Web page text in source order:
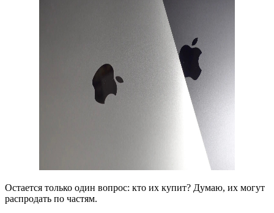
Остается только один вопрос: кто их купит? Думаю, их могут
распродать по частям.